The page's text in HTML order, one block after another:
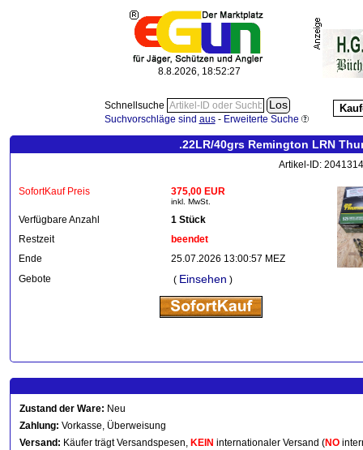
8.8.2026, 18:52:28
Schnellsuche
Suchvorschläge sind aus- Erweiterte Suche
.22LR/40grs Remington LRN
Artikel-ID:
SofortKauf Preis 375,00 EUR
inkl. MwSt.
Verfügbare Anzahl
1 Stück
Restzeit
beendet
Ende
25.07.2026 13:00:57 MEZ
Gebote
( Einsehen )
Zustand der Ware: Neu
Zahlung: Vorkasse, Überweisung
Versand: Käufer trägt Versandspesen, KEIN internationaler Versand (NO